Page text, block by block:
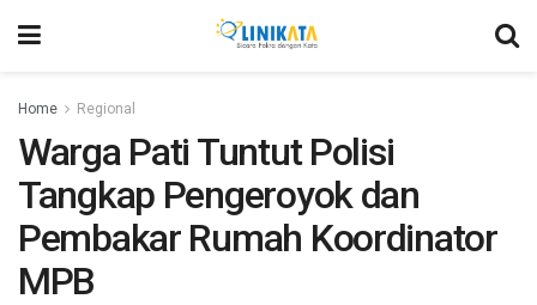
Home Regional
Warga Pati Tuntut Polisi
Tangkap Pengeroyok dan
Pembakar Rumah Koordinator
MPB